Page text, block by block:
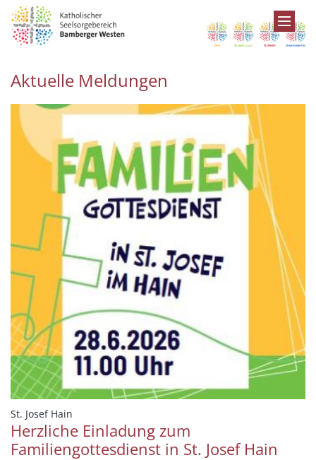
Zum Inhalt springen
Aktuelle Meldungen
St. Josef Hain
Herzliche Einladung zum
Familiengottesdienst in St. Josef Hain